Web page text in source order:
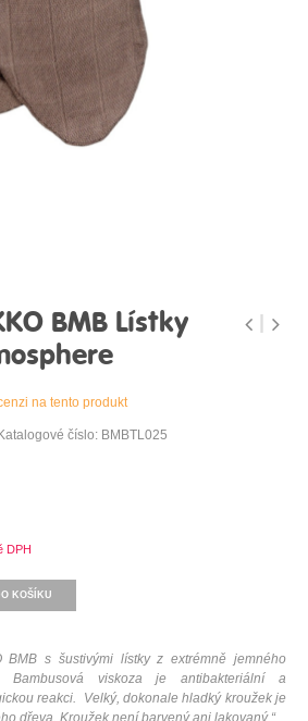
BMB Lístky
na tento produkt
Katalogové číslo: BMBTL025
KOŠÍKU
BMB s šustivými lístky z extrémně jemného
Bambusová viskoza je antibakteriální a
reakci. Velký, dokonale hladký kroužek je
dřeva. Kroužek není barvený ani lakovaný.“